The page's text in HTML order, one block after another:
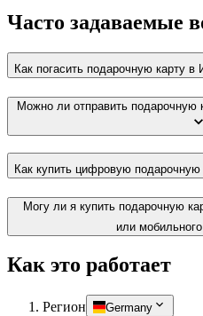
Часто задаваемые
Как погасить подарочную карту в
Можно ли отправить подарочную
Как купить цифровую подарочную
Могу ли я купить подарочную
или
Как это работает
Регион Germany